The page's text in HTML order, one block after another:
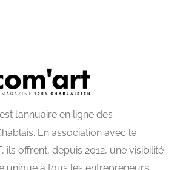
est l’annuaire en ligne des
En association avec le
ils offrent, depuis 2012, une visibilité